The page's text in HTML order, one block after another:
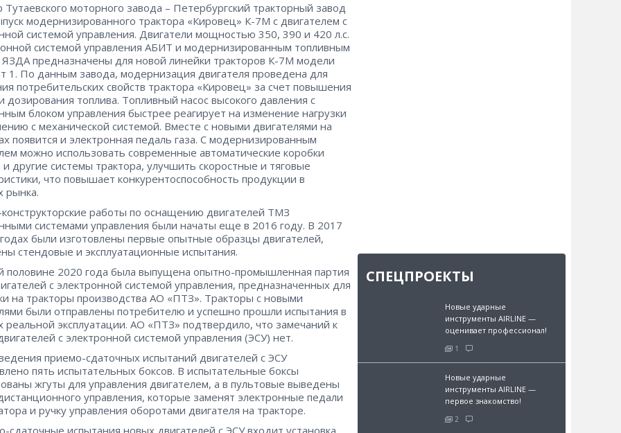
моторного завода – Петербургский тракторный завод
модернизированного трактора «Кировец» К-7М с двигателем с
системой управления. Двигатели мощностью 350, 390 и 420 л.с.
системой управления АБИТ и модернизированным топливным
ЯЗДА предназначены для новой линейки тракторов К-7М модели
1. По данным завода, модернизация двигателя проведена для
потребительских свойств трактора «Кировец» за счет повышения
дозирования топлива. Топливный насос высокого давления с
блоком управления быстрее реагирует на изменение нагрузки
с механической системой. Вместе с новыми двигателями на
появится и электронная педаль газа. С модернизированным
можно использовать современные автоматические коробки
другие системы трактора, улучшить скоростные и тяговые
что повышает конкурентоспособность продукции в
рынка.
работы по оснащению двигателей ТМЗ
системами управления были начаты еще в 2016 году. В 2017
были изготовлены первые опытные образцы двигателей,
стендовые и эксплуатационные испытания.
половине 2020 года была выпущена опытно-промышленная партия
с электронной системой управления, предназначенных для
на тракторы производства АО «ПТЗ». Тракторы с новыми
были отправлены потребителю и успешно прошли испытания в
реальной эксплуатации. АО «ПТЗ» подтвердило, что замечаний к
с электронной системой управления (ЭСУ) нет.
приемо-сдаточных испытаний двигателей с ЭСУ
пять испытательных боксов. В испытательные боксы
жгуты для управления двигателем, а в пультовые выведены
управления, которые заменят электронные педали
и ручку управления оборотами двигателя на тракторе.
сдаточные испытания новых двигателей с ЭСУ входит установка
СПЕЦПРОЕКТЫ
Новые ударные
инструменты AIRLINE —
оценивает профессионал!
1
Новые ударные
инструменты AIRLINE —
первое знакомство!
2